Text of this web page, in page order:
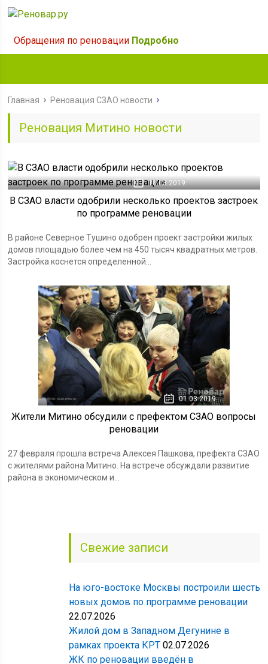
Обращения по реновации Подробно
Главная Реновация СЗАО новости
Реновация Митино новости
18.03.2019
В СЗАО власти одобрили несколько проектов застроек
по программе реновации
В районе Северное Тушино одобрен проект застройки жилых
домов площадью более чем на 450 тысяч квадратных метров.
Застройка коснется определенной...
01.03.2019
Жители Митино обсудили с префектом СЗАО вопросы
реновации
27 февраля прошла встреча Алексея Пашкова, префекта СЗАО
с жителями района Митино. На встрече обсуждали развитие
района в экономическом и...
Свежие записи
На юго-востоке Москвы построили шесть
новых домов по программе реновации
22.07.2026
Жилой дом в Западном Дегунине в
рамках проекта КРТ 02.07.2026
ЖК по реновации введён в